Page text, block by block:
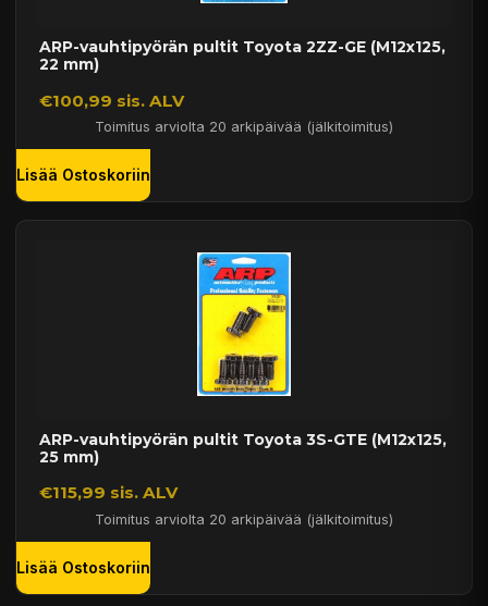
ARP-vauhtipyörän pultit Toyota 2ZZ-GE (M12x125,
22 mm)
€100,99 sis. ALV
Toimitus arviolta 20 arkipäivää (jälkitoimitus)
Lisää Ostoskoriin
ARP-vauhtipyörän pultit Toyota 3S-GTE (M12x125,
25 mm)
€115,99 sis. ALV
Toimitus arviolta 20 arkipäivää (jälkitoimitus)
Lisää Ostoskoriin